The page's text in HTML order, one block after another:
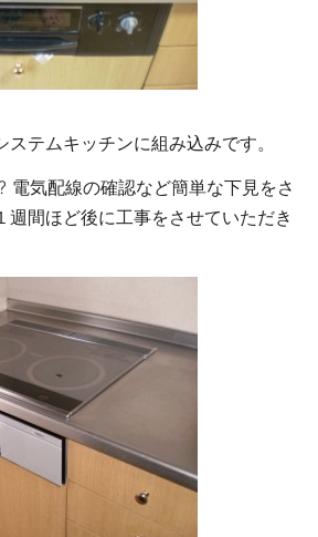
テムキッチンに組み込みです。
電気配線の確認など簡単な下見をさ
週間ほど後に工事をさせていただき